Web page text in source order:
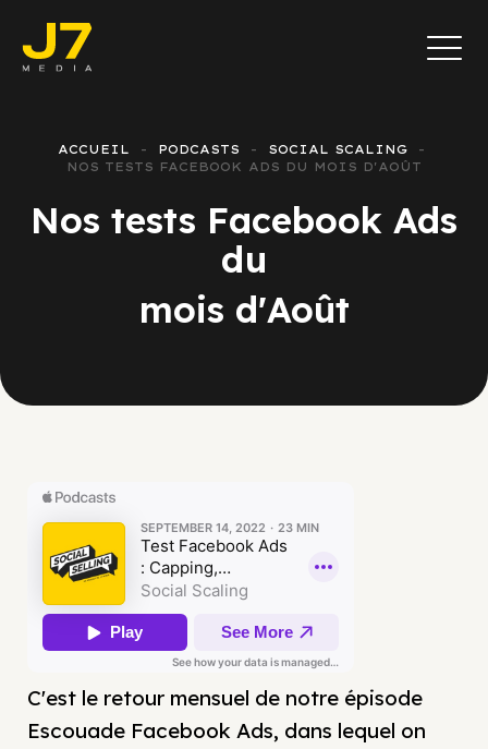
ACCUEIL PODCASTS
SOCIAL SCALING
NOS TESTS FACEBOOK ADS DU MOIS D'AOÛT
Nos tests Facebook Ads
du
mois d'Août
C'est le retour mensuel de notre épisode
Escouade Facebook Ads, dans lequel on